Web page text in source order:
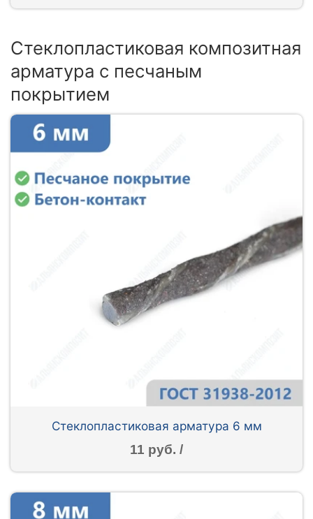
Стеклопластиковая композитная
арматура с песчаным
покрытием
Стеклопластиковая арматура 6 мм
11 руб. /